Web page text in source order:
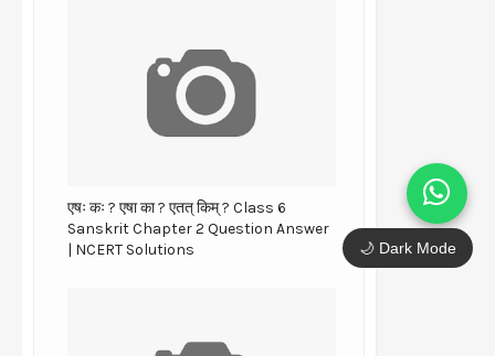
एषः कः ? एषा का ? एतत् किम् ? Class 6
Sanskrit Chapter 2 Question Answer
| NCERT Solutions
🌙 Dark Mode